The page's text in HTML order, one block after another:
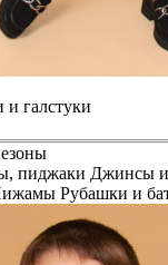
и галстуки
пиджаки Джинсы
Рубашки и